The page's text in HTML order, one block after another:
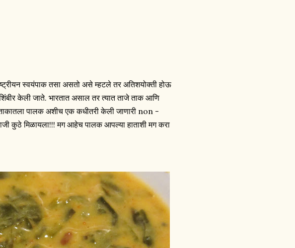
स्वयंपाक तसा असतो असे म्हटले तर अतिशयोक्ती होऊ
केली जाते. भारतात असाल तर त्यात ताजे ताक आणि
पालक अशीच एक कधीतरी केली जाणारी non -
कुठे मिळायला!!! मग आहेच पालक आपल्या हाताशी मग करा